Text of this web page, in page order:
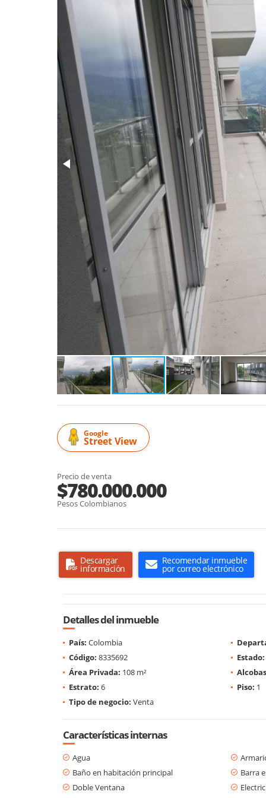
Google
Street View
Precio de venta
$780.000.000
Pesos Colombianos
Descargar
información
Recomendar inmueble
por correo electrónico
Detalles del inmueble
País: Colombia
Código: 8335692 Estado:
Área Privada: 108 m²
Estrato: 6 Piso: 1
Tipo de negocio: Venta
Características internas
Agua
Baño en habitación principal
Barra
Doble Ventana